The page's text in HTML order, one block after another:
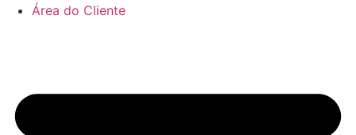
Área do Cliente